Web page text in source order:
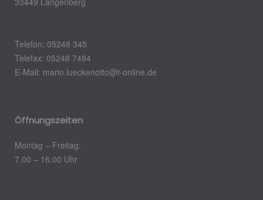
Telefon: 05248 345
Telefax: 05248 7484
E-Mail: mario.lueckenotto@t-online.de
Öffnungszeiten
Montag – Freitag:
7.00 – 16.00 Uhr